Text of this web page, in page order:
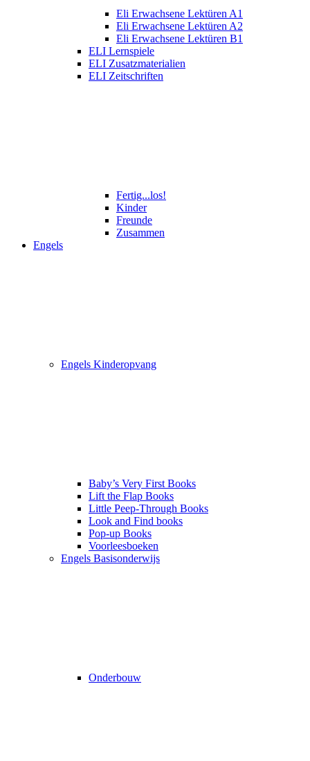
Eli Erwachsene Lektüren A1
Eli Erwachsene Lektüren A2
Eli Erwachsene Lektüren B1
ELI Lernspiele
ELI Zusatzmaterialien
ELI Zeitschriften
Fertig...los!
Kinder
Freunde
Zusammen
Engels
Engels Kinderopvang
Baby’s Very First Books
Lift the Flap Books
Little Peep-Through Books
Look and Find books
Pop-up Books
Voorleesboeken
Engels Basisonderwijs
Onderbouw